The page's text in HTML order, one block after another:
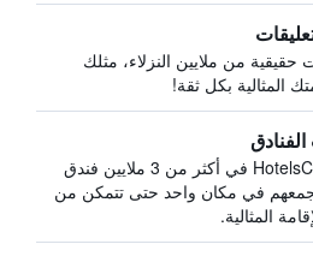
حقيقية من ملايين النزلاء، مثلك
المثالية بكل ثقة!
يبحث HotelsCombined في أكثر من 3 ملايين فندق
في مكان واحد حتى تتمكن من
المثالية.